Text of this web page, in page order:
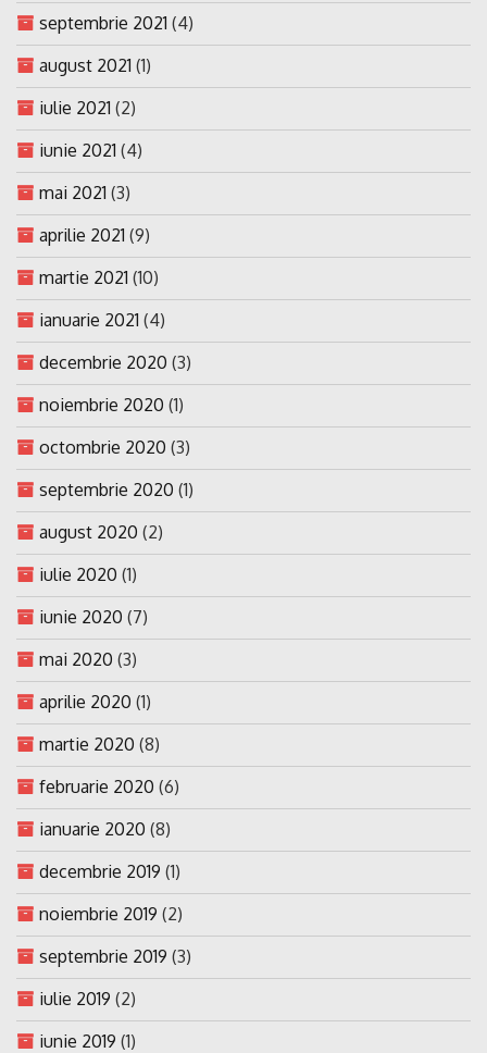
septembrie 2021 (4)
august 2021 (1)
iulie 2021 (2)
iunie 2021 (4)
mai 2021 (3)
aprilie 2021 (9)
martie 2021 (10)
ianuarie 2021 (4)
decembrie 2020 (3)
noiembrie 2020 (1)
octombrie 2020 (3)
septembrie 2020 (1)
august 2020 (2)
iulie 2020 (1)
iunie 2020 (7)
mai 2020 (3)
aprilie 2020 (1)
martie 2020 (8)
februarie 2020 (6)
ianuarie 2020 (8)
decembrie 2019 (1)
noiembrie 2019 (2)
septembrie 2019 (3)
iulie 2019 (2)
iunie 2019 (1)